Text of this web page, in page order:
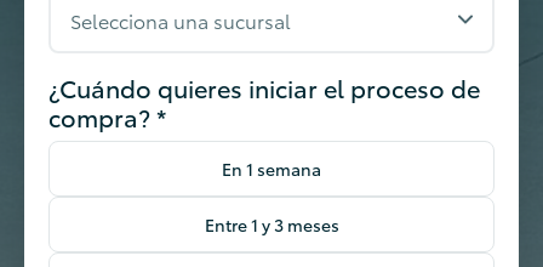
¿Cuándo quieres iniciar el proceso de
compra? *
En 1 semana
Entre 1 y 3 meses